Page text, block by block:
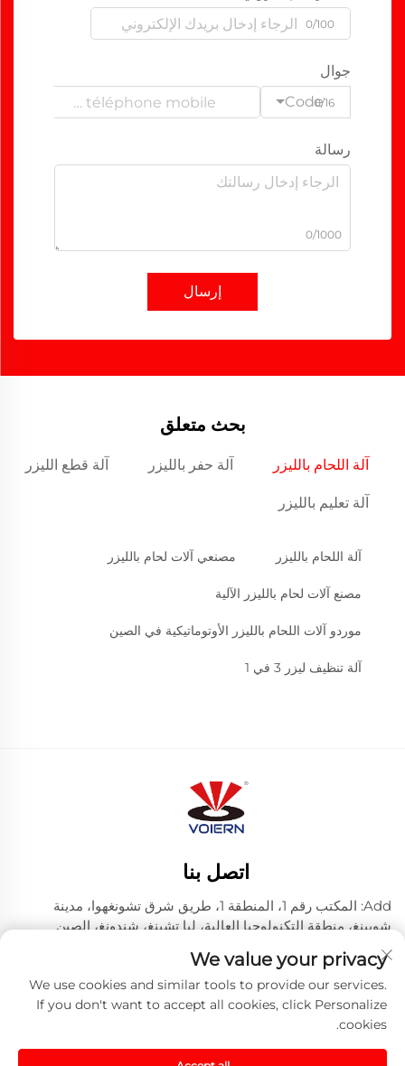
0/100
جوال
Code0/16
رسالة
0/1000
إرسال
بحث متعلق
آلة اللحام بالليزر آلة حفر بالليزر آلة قطع الليزر
آلة تعليم بالليزر
آلة اللحام بالليزر مصنعي آلات لحام بالليزر
مصنع آلات لحام بالليزر الآلية
موردو آلات اللحام بالليزر الأوتوماتيكية في الصين
آلة تنظيف ليزر 3 في 1
اتصل بنا
Add: المكتب رقم 1، المنطقة 1، طريق شرق تشونغهوا، مدينة
شويينغ، منطقة التكنولوجيا العالية، ليا تشينغ، شندونغ، الصين
رقم الهاتف:+86-635 8512218
البريد الإلكتروني:[email protected]
حقوق النشر © 2024 شركة ليتشنغ فويرن ليزر تكنولوجي
We value your privacy
We use cookies and similar tools to provide our services.
If you don't want to accept all cookies, click Personalize
cookies.